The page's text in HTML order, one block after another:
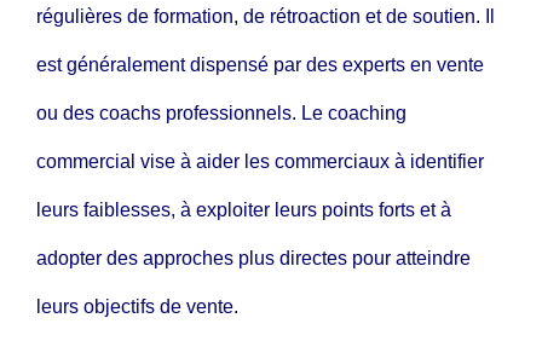
régulières de formation, de rétroaction et de soutien. Il
est généralement dispensé par des experts en vente
ou des coachs professionnels. Le coaching
commercial vise à aider les commerciaux à identifier
leurs faiblesses, à exploiter leurs points forts et à
adopter des approches plus directes pour atteindre
leurs objectifs de vente.